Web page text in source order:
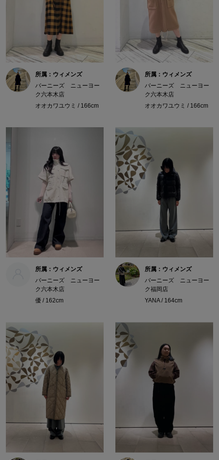
所属：ウィメンズ
バーニーズ ニューヨー
ク六本木店
オオカワユウミ / 166cm
所属：ウィメンズ
バーニーズ ニューヨー
ク六本木店
オオカワユウミ / 166cm
所属：ウィメンズ
バーニーズ ニューヨー
ク六本木店
優 / 162cm
所属：ウィメンズ
バーニーズ ニューヨー
ク福岡店
YANA / 164cm